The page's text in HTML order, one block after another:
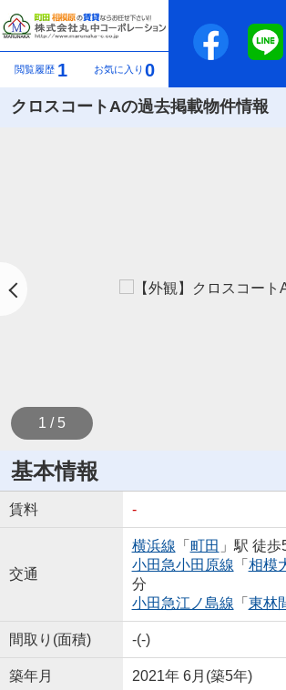
閲覧履歴 1 お気に入り 0
クロスコートAの過去掲載物件情報
1 / 5
基本情報
賃料 -
交通
横浜線 「 町田 」駅 徒歩
小田急小田原線 「 相模
分
小田急江ノ島線 「 東林
間取り(面積) -(-)
築年月 2021年 6月(築5年)